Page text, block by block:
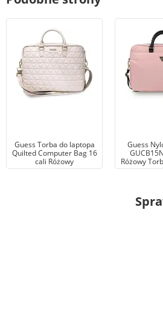
Guess Torba do laptopa
Quilted Computer Bag 16
cali Różowy
Guess
Różowy